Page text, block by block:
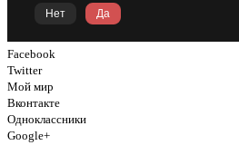
Facebook
Twitter
Мой мир
Вконтакте
Одноклассники
Google+